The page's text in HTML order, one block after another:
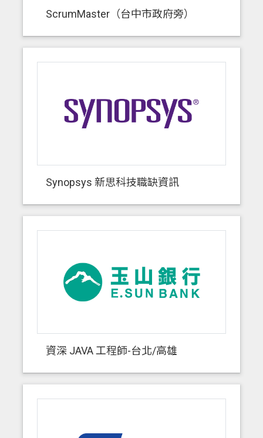
ScrumMaster（台中市政府旁）
Synopsys 新思科技職缺資訊
資深 JAVA 工程師-台北/高雄